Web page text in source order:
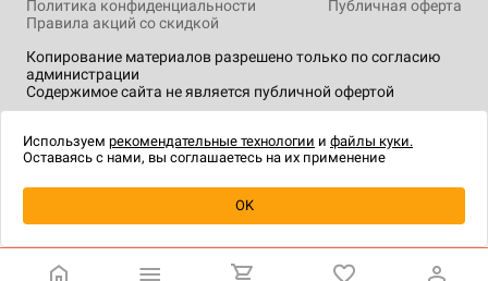
Уведомить о наличии
Копирование материалов разрешено только по согласию
администрации
Содержимое сайта не является публичной офертой
Политика конфиденциальности
Публичная оферта
Правила акций со скидкой
технологии.
Используем рекомендательные технологии и файлы куки.
Оставаясь с нами, вы соглашаетесь на их применение
OK